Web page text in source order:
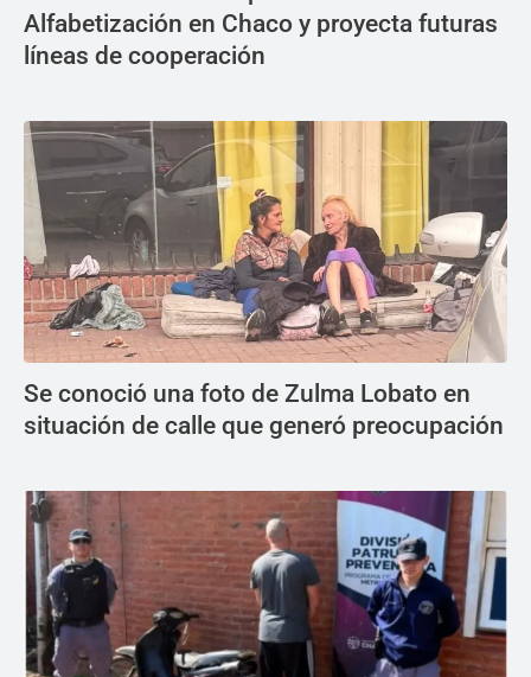
Alfabetización en Chaco y proyecta futuras
líneas de cooperación
Se conoció una foto de Zulma Lobato en
situación de calle que generó preocupación